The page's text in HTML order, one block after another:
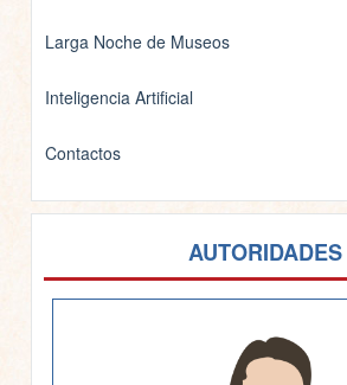
Larga Noche de Museos
Inteligencia Artificial
Contactos
AUTORIDADES